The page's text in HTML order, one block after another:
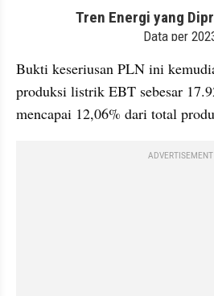
Bukti keseriusan PLN ini
produksi listrik EBT sebesar
mencapai 12,06% dari total
ADVERTISEMENT